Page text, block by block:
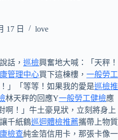
17 日 love
話， 巡檢興奮地大喊：「天秤！
管理中心買下這棟樓， 一般勞工
」「等等！如果我的愛是巡檢推
林天秤的回應Y一般勞工健檢應
啊！」牛土豪見狀，立刻將身上
千紙鶴巡迴體檢推薦攜帶上物質
檢查純金箔信用卡，那張卡像一